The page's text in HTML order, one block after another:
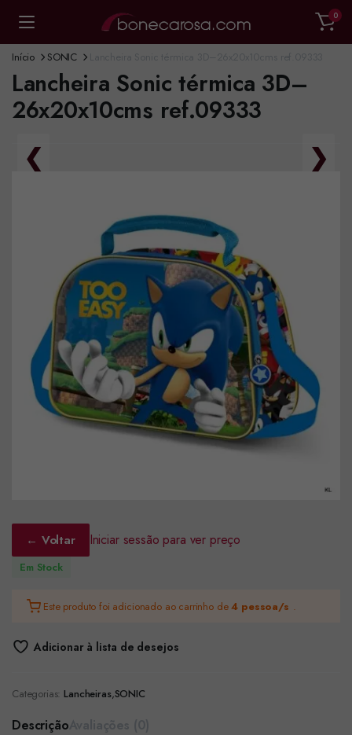
0
Início SONIC
Lancheira Sonic térmica 3D–
26x20x10cms ref.09333
❮ ❯
← Voltar Iniciar sessão para ver preço
Em Stock
Este produto foi adicionado ao carrinho de4 pessoa/s .
Adicionar à lista de desejos
Categorias: Lancheiras,SONIC
Descrição